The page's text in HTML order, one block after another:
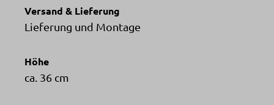
Versand & Lieferung
Lieferung und Montage
Höhe
ca. 36 cm